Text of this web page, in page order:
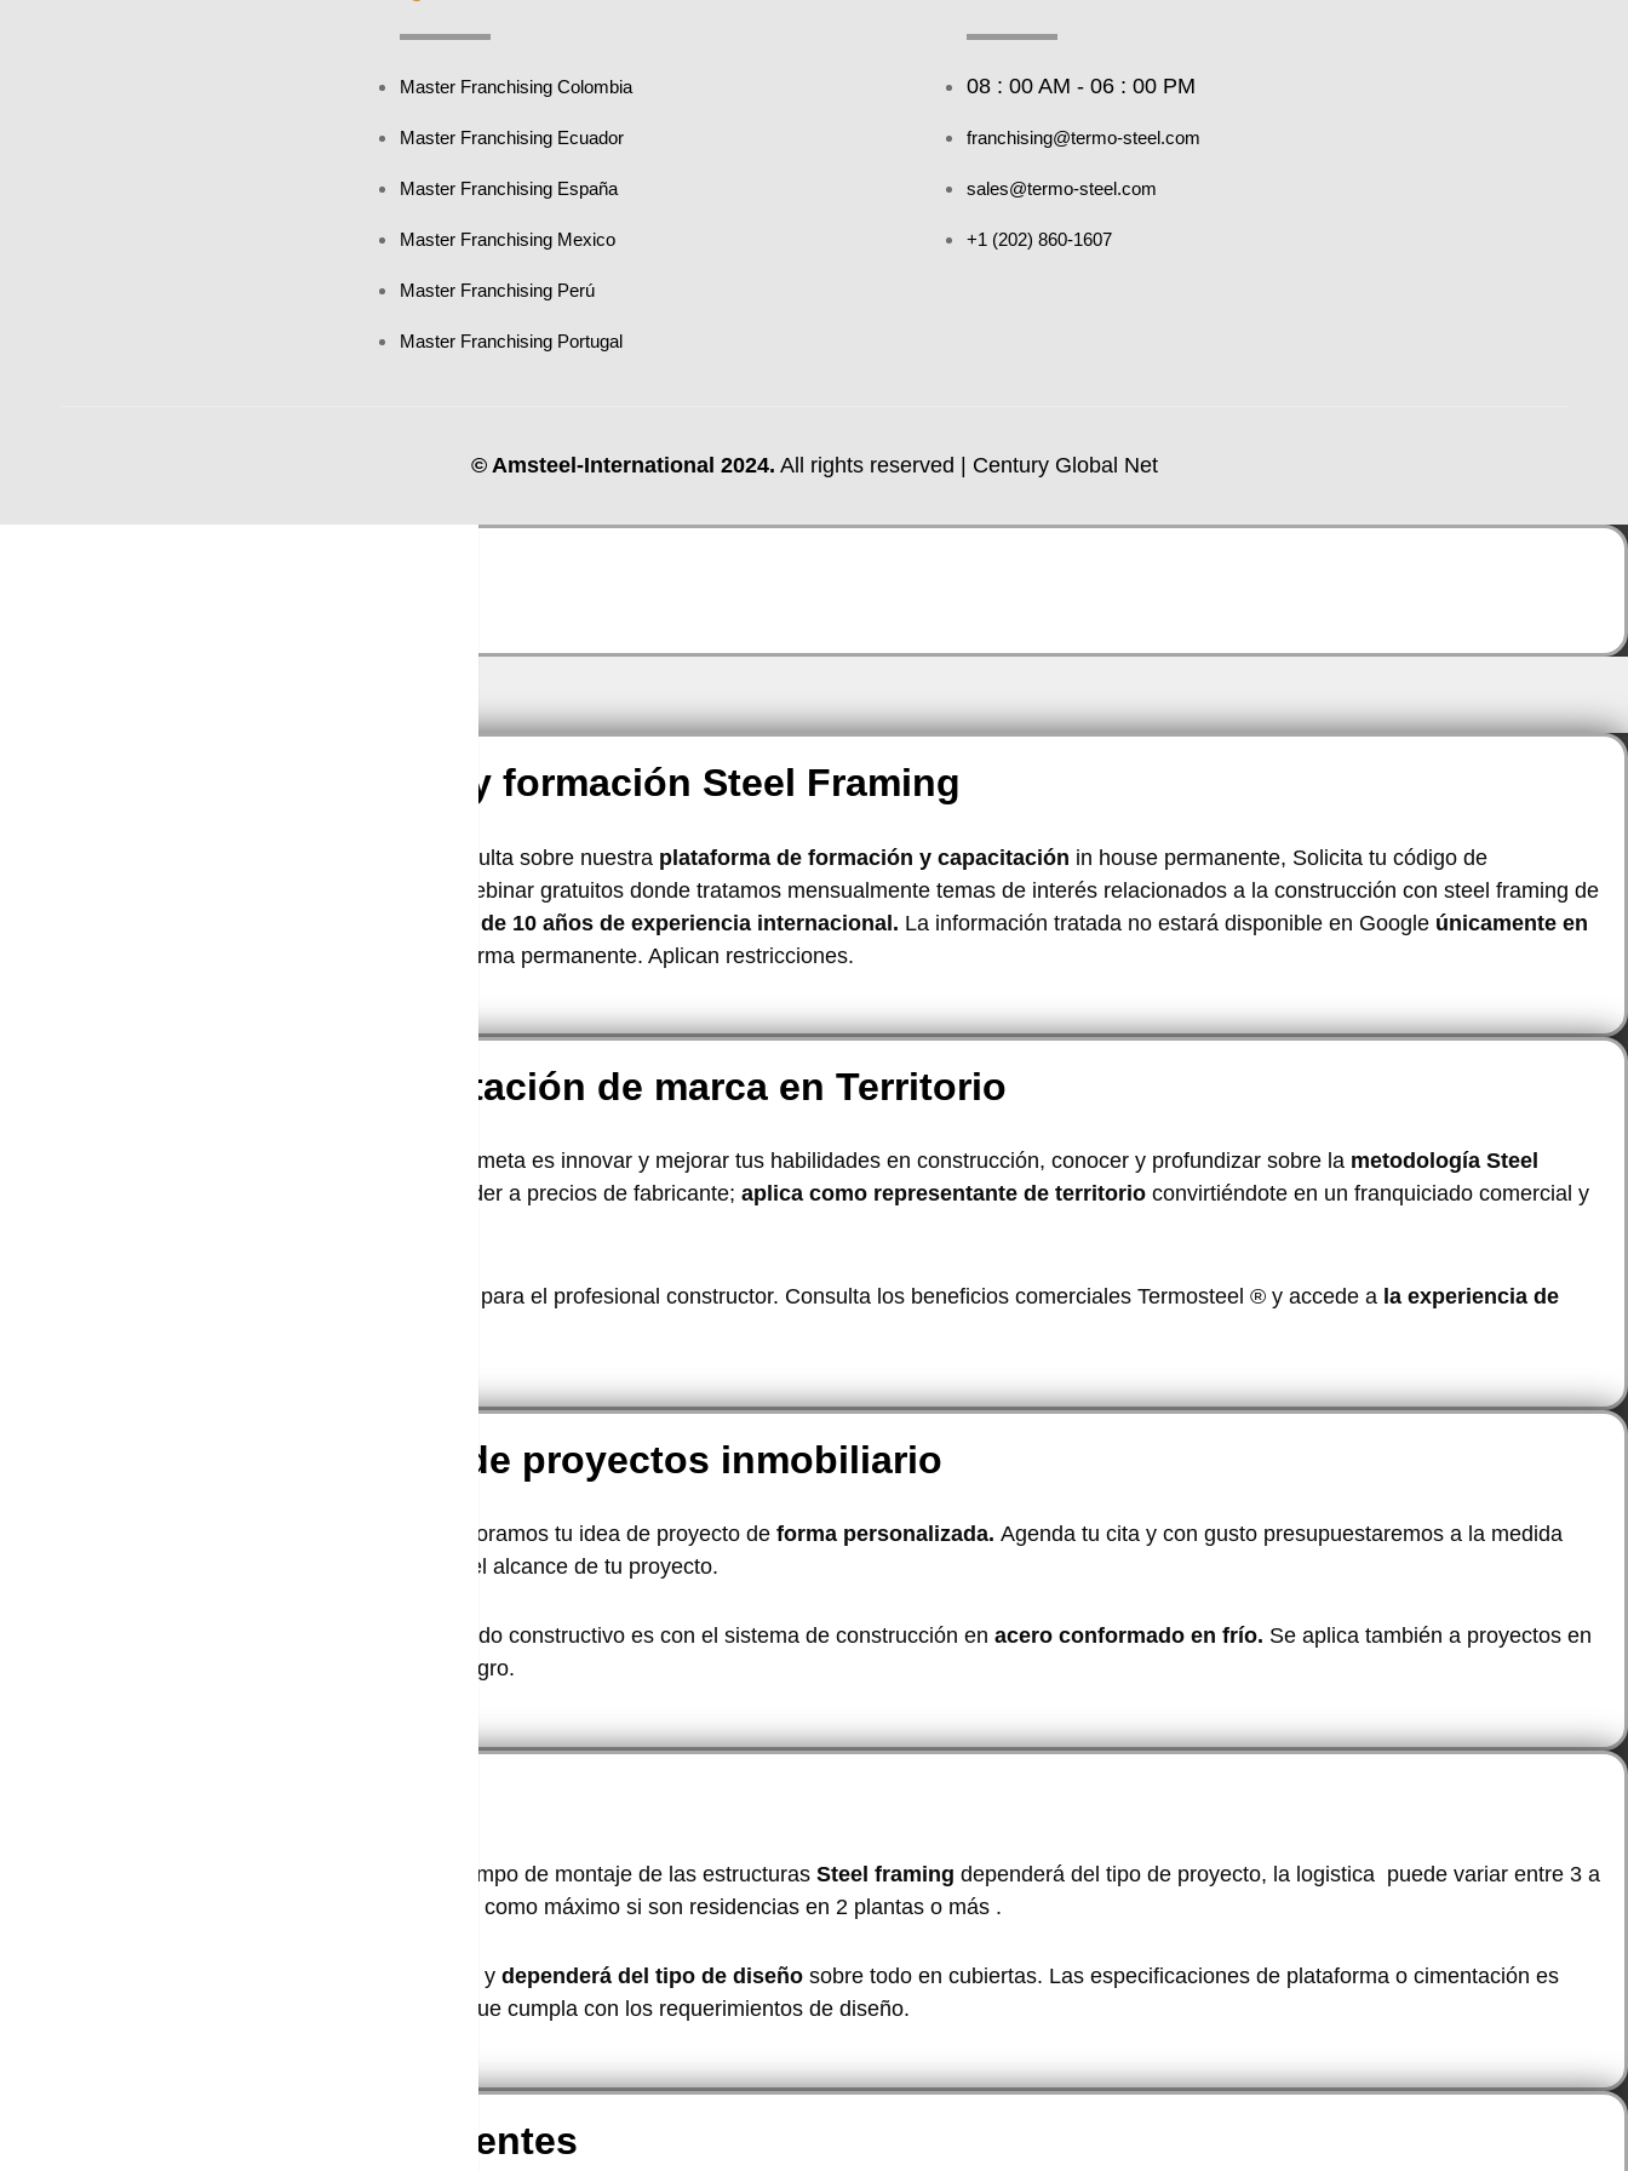
Master Franchising Colombia
Master Franchising Ecuador
Master Franchising España
Master Franchising Mexico
Master Franchising Perú
Master Franchising Portugal
08 : 00 AM - 06 : 00 PM
franchising@termo-steel.com
sales@termo-steel.com
+1 (202) 860-1607
© Amsteel-International 2024. All rights reserved | Century Global Net
Asesoría, Capacitación y formación Steel Framing
Consulta sobre nuestra plataforma de formación y capacitación in house permanente, Solicita tu código de
suscripción y te daremos acceso a nuestros webinar gratuitos donde tratamos mensualmente temas de interés relacionados a la construcción con steel framing de
profesionales expertos con más de 10 años de experiencia internacional. La información tratada no estará disponible en Google únicamente en
podrás acceder de forma permanente. Aplican restricciones.
Franquicias y Representación de marca en Territorio
Si tu meta es innovar y mejorar tus habilidades en construcción, conocer y profundizar sobre la metodología Steel
, aplicar la técnica de montaje y acceder a precios de fabricante; aplica como representante de territorio convirtiéndote en un franquiciado comercial y
La dirección de franquicia tiene una propuesta para el profesional constructor. Consulta los beneficios comerciales Termosteel ® y accede a la experiencia de
Planificación y gestión de proyectos inmobiliario
Asesoramos tu idea de proyecto de forma personalizada. Agenda tu cita y con gusto presupuestaremos a la medida
nuestros servicios de consultoría en función del alcance de tu proyecto.
Únicamente prestamos este servicio si el método constructivo es con el sistema de construcción en acero conformado en frío. Se aplica también a proyectos en
construcción híbrida. con hormigón o hierro negro.
El tiempo de montaje de las estructuras Steel framing dependerá del tipo de proyecto, la logistica puede variar entre 3 a
5 días para viviendas 1 planta y de 5 a 10 días como máximo si son residencias en 2 plantas o más .
El tiempo se define directamente con el cliente y dependerá del tipo de diseño sobre todo en cubiertas. Las especificaciones de plataforma o cimentación es
acompañado por un técnico Termosteel para que cumpla con los requerimientos de diseño.
Fabricación de Componentes